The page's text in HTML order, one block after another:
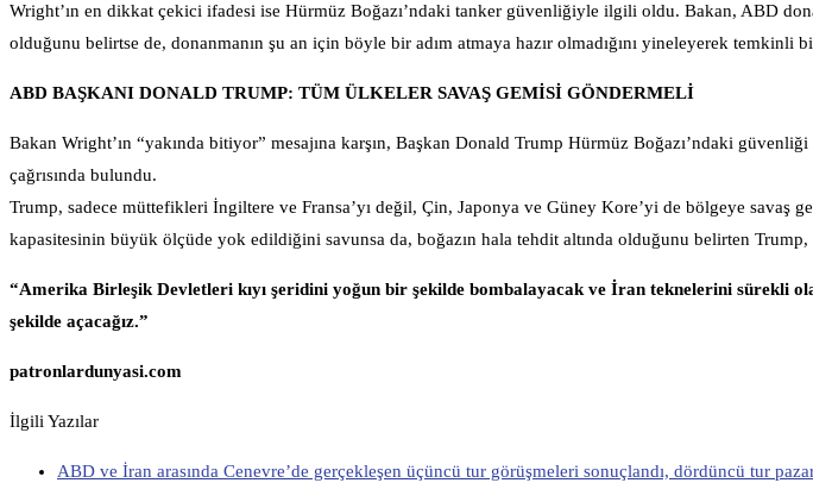
Wright’ın en dikkat çekici ifadesi ise Hürmüz Boğazı’ndaki tanker güvenliğiyle ilgili oldu. Bakan, ABD
olduğunu belirtse de, donanmanın şu an için böyle bir adım atmaya hazır olmadığını yineleyerek temkinli
ABD BAŞKANI DONALD TRUMP: TÜM ÜLKELER SAVAŞ GEMİSİ GÖNDERMELİ
Bakan Wright’ın “yakında bitiyor” mesajına karşın, Başkan Donald Trump Hürmüz Boğazı’ndaki
çağrısında bulundu.
Trump, sadece müttefikleri İngiltere ve Fransa’yı değil, Çin, Japonya ve Güney Kore’yi de bölgeye savaş
kapasitesinin büyük ölçüde yok edildiğini savunsa da, boğazın hala tehdit altında olduğunu belirten
“Amerika Birleşik Devletleri kıyı şeridini yoğun bir şekilde bombalayacak ve İran teknelerini sürekli
şekilde açacağız.”
patronlardunyasi.com
İlgili Yazılar
ABD ve İran arasında Cenevre’de gerçekleşen üçüncü tur görüşmeleri sonuçlandı, dördüncü tur